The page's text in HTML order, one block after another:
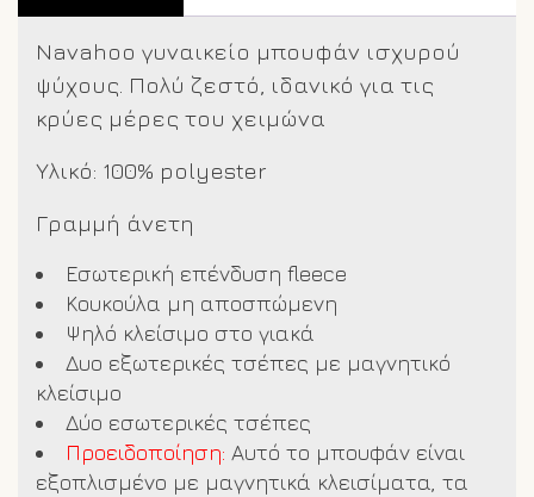
Navahoo γυναικείο μπουφάν ισχυρού
ψύχους. Πολύ ζεστό, ιδανικό για τις
κρύες μέρες του χειμώνα
Υλικό: 100% polyester
Γραμμή άνετη
Εσωτερική επένδυση fleece
Κουκούλα μη αποσπώμενη
Ψηλό κλείσιμο στο γιακά
Δυο εξωτερικές τσέπες με μαγνητικό
κλείσιμο
Δύο εσωτερικές τσέπες
Προειδοποίηση: Αυτό το μπουφάν είναι
εξοπλισμένο με μαγνητικά κλεισίματα, τα